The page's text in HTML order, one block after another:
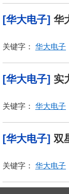
[华大电子] 华
关键字： 华大电子
[华大电子] 实
关键字： 华大电子
[华大电子] 双
关键字： 华大电子